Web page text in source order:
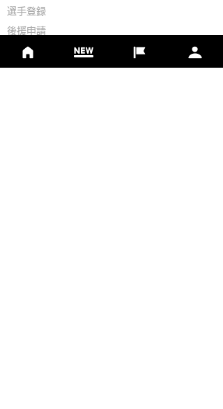
選手登録​
​後援申請
​イベント依頼
プライバシーポリシー